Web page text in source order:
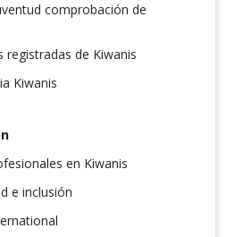
comprobación de
registradas de Kiwanis
Kiwanis
en Kiwanis
e inclusión